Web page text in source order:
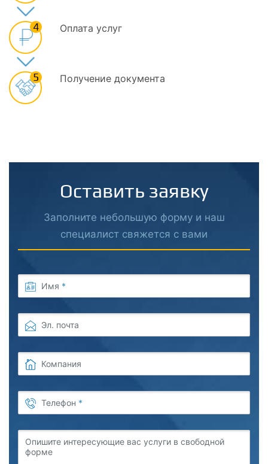
4 Оплата услуг
5 Получение документа
Оставить заявку
Заполните небольшую форму и наш
специалист свяжется с вами
Имя *
Эл. почта
Компания
Телефон *
Опишите интересующие вас услуги в свободной
форме